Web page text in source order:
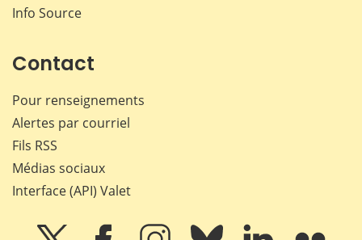
Info Source
Contact
Pour renseignements
Alertes par courriel
Fils RSS
Médias sociaux
Interface (API) Valet